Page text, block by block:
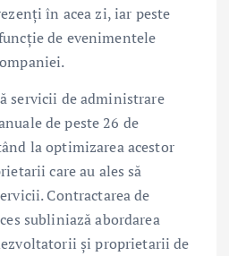
în acea zi, iar peste
de evenimentele
servicii de administrare
de peste 26 de
la optimizarea acestor
care au ales să
Contractarea de
subliniază abordarea
și proprietarii de